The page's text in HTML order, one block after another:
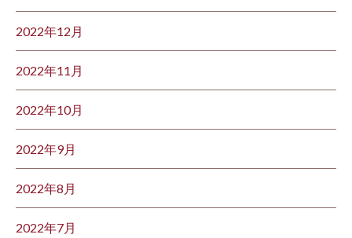
2022年12月
2022年11月
2022年10月
2022年9月
2022年8月
2022年7月